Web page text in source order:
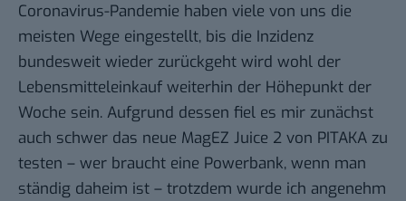
Coronavirus-Pandemie haben viele von uns die
meisten Wege eingestellt, bis die Inzidenz
bundesweit wieder zurückgeht wird wohl der
Lebensmitteleinkauf weiterhin der Höhepunkt der
Woche sein. Aufgrund dessen fiel es mir zunächst
auch schwer das neue MagEZ Juice 2 von PITAKA zu
testen – wer braucht eine Powerbank, wenn man
ständig daheim ist – trotzdem wurde ich angenehm